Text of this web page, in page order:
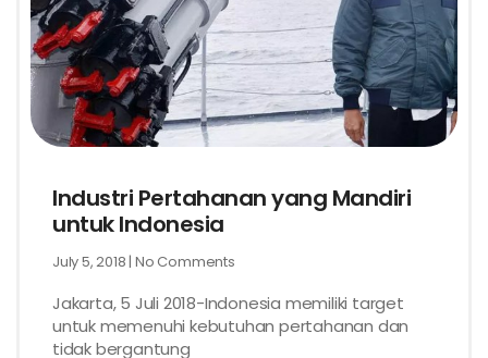
Industri Pertahanan yang Mandiri
untuk Indonesia
July 5, 2018 No Comments
Jakarta, 5 Juli 2018-Indonesia memiliki target
untuk memenuhi kebutuhan pertahanan dan
tidak bergantung